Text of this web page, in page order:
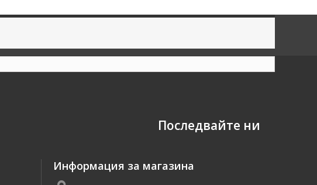
Последвайте ни
Информация за магазина